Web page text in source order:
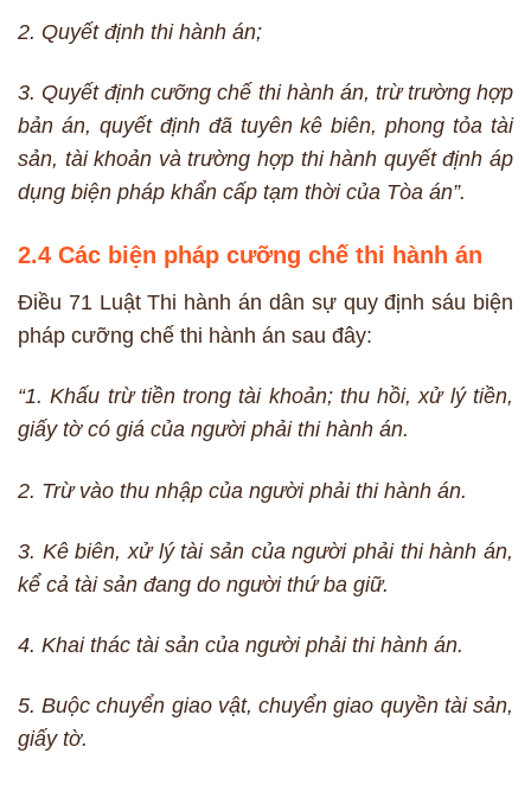
2. Quyết định thi hành án;
3. Quyết định cưỡng chế thi hành án, trừ trường hợp
bản án, quyết định đã tuyên kê biên, phong tỏa tài
sản, tài khoản và trường hợp thi hành quyết định áp
dụng biện pháp khẩn cấp tạm thời của Tòa án”.
2.4 Các biện pháp cưỡng chế thi hành án
Điều 71 Luật Thi hành án dân sự quy định sáu biện
pháp cưỡng chế thi hành án sau đây:
“1. Khấu trừ tiền trong tài khoản; thu hồi, xử lý tiền,
giấy tờ có giá của người phải thi hành án.
2. Trừ vào thu nhập của người phải thi hành án.
3. Kê biên, xử lý tài sản của người phải thi hành án,
kể cả tài sản đang do người thứ ba giữ.
4. Khai thác tài sản của người phải thi hành án.
5. Buộc chuyển giao vật, chuyển giao quyền tài sản,
giấy tờ.